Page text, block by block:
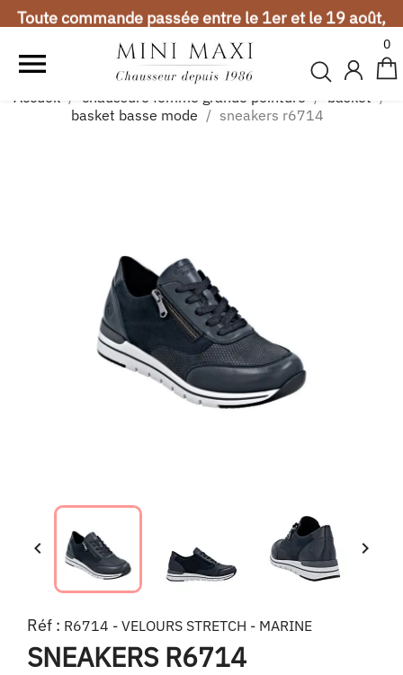
Toute commande passée entre le 1er et le 19 août,
sera expédiée à partir du 20 août. Merci de votre
compréhension.
Vacances d'été
Toute commande passée entre le 1er et le 19 août,

0
Accueil chaussure femme grande pointure
basket
basket basse mode
sneakers r6714
 
Réf : R6714 - VELOURS STRETCH - MARINE
SNEAKERS R6714